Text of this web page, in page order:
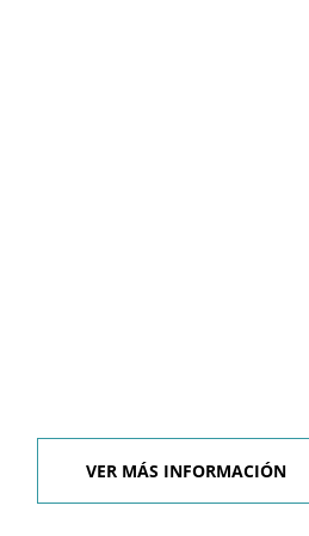
VER MÁS INFORMACIÓN